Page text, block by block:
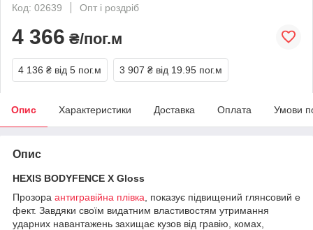
Код: 02639
Опт і роздріб
4 366 ₴/пог.м
4 136 ₴ від 5 пог.м 3 907 ₴ від 19.95 пог.м
Опис Характеристики Доставка Оплата Умови
Опис
HEXIS BODYFENCE Х Gloss
Прозора антигравійна плівка , показує підвищений глянсовий е
фект. Завдяки своїм видатним властивостям утримання
ударних навантажень захищає кузов від гравію, комах,